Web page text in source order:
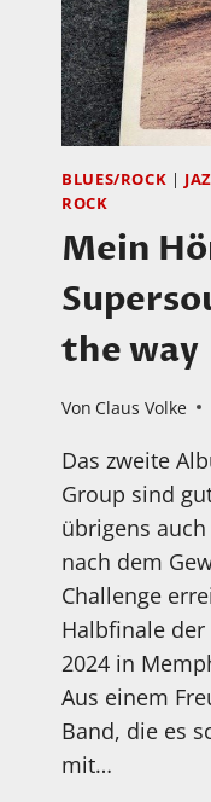
BLUES/ROCK |
ROCK
Mein
the way
Von Claus Volke
Das zweite
Group sind
übrigens
nach dem
Challenge
Halbfinale
2024 in
Aus einem
Band, die es
mit…